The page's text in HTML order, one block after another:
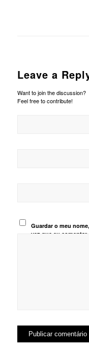
Leave a
Want to join the discussion?
Feel free to contribute!
Guardar o meu
vez que eu comentar.